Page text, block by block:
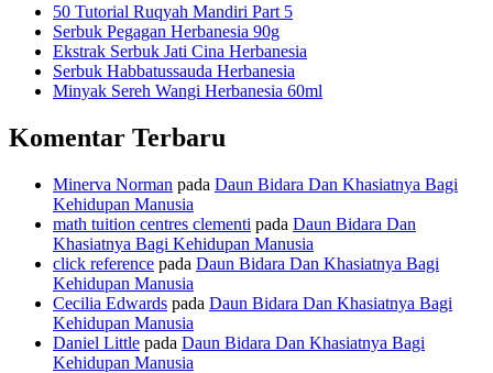
50 Tutorial Ruqyah Mandiri Part 5
Serbuk Pegagan Herbanesia 90g
Ekstrak Serbuk Jati Cina Herbanesia
Serbuk Habbatussauda Herbanesia
Minyak Sereh Wangi Herbanesia 60ml
Komentar Terbaru
Minerva Norman pada Daun Bidara Dan Khasiatnya Bagi
Kehidupan Manusia
math tuition centres clementi pada Daun Bidara Dan
Khasiatnya Bagi Kehidupan Manusia
click reference pada Daun Bidara Dan Khasiatnya Bagi
Kehidupan Manusia
Cecilia Edwards pada Daun Bidara Dan Khasiatnya Bagi
Kehidupan Manusia
Daniel Little pada Daun Bidara Dan Khasiatnya Bagi
Kehidupan Manusia